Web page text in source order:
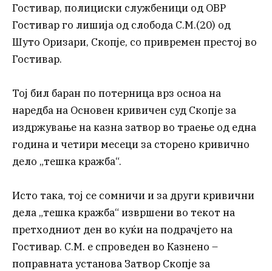
Гостивар, полициски службеници од ОВР
Гостивар го лишија од слобода С.М.(20) од
Шуто Оризари, Скопје, со привремен престој во
Гостивар.
Тој бил баран по потерница врз осноа на
наредба на Основен кривичен суд Скопје за
издржување на казна затвор во траење од една
година и четири месеци за сторено кривично
дело „тешка кражба“.
Исто така, тој се сомничи и за други кривични
дела „тешка кражба“ извршени во текот на
претходниот ден во куќи на подрачјето на
Гостивар. С.М. е спроведен во Казнено –
поправната установа Затвор Скопје за